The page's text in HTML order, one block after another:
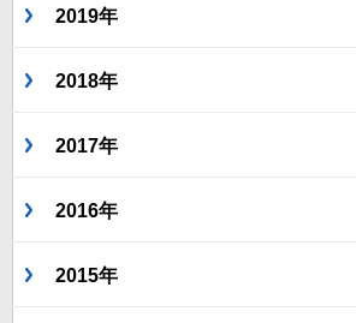
2019年
2018年
2017年
2016年
2015年